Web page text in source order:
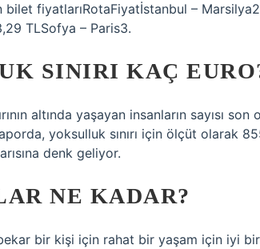
fiyatlarıRotaFiyatİstanbul –
TLSofya – Paris3.
SINIRI KAÇ
altında yaşayan insanların sayısı son
yoksulluk sınırı için ölçüt olarak
denk geliyor.
NE KADAR?
bir kişi için rahat bir yaşam için iyi